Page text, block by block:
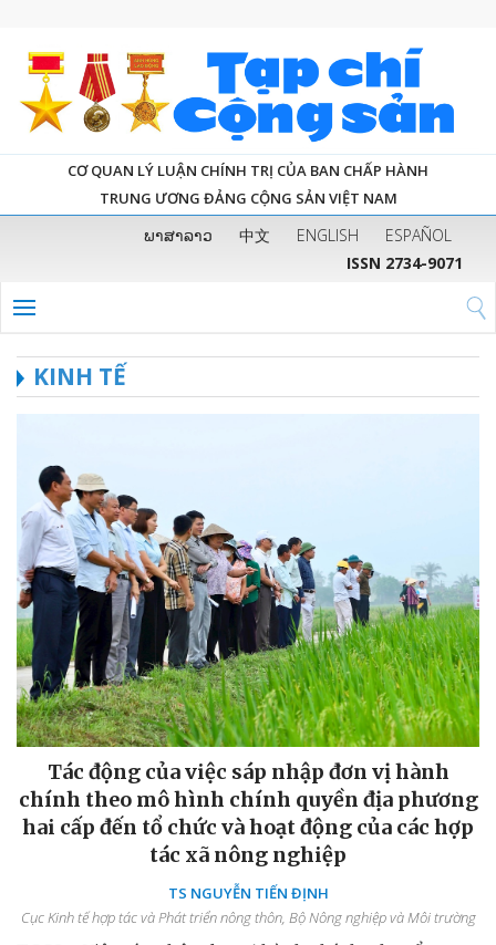
CƠ QUAN LÝ LUẬN CHÍNH TRỊ CỦA BAN CHẤP HÀNH
TRUNG ƯƠNG ĐẢNG CỘNG SẢN VIỆT NAM
ພາສາລາວ 中文 ENGLISH
ESPAÑOL
ISSN 2734-9071
KINH TẾ
Tác động của việc sáp nhập đơn vị hành
chính theo mô hình chính quyền địa phương
hai cấp đến tổ chức và hoạt động của các hợp
tác xã nông nghiệp
TS NGUYỄN TIẾN ĐỊNH
Cục Kinh tế hợp tác và Phát triển nông thôn, Bộ Nông nghiệp và Môi trường